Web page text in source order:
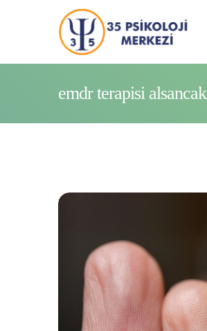
emdr terapisi alsancak